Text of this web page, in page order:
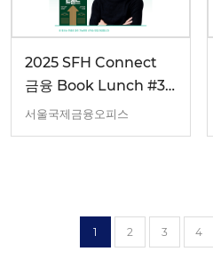
2025 SFH Connect
금융 Book Lunch #3
(7/25)
서울국제금융오피스
1 2 3 4